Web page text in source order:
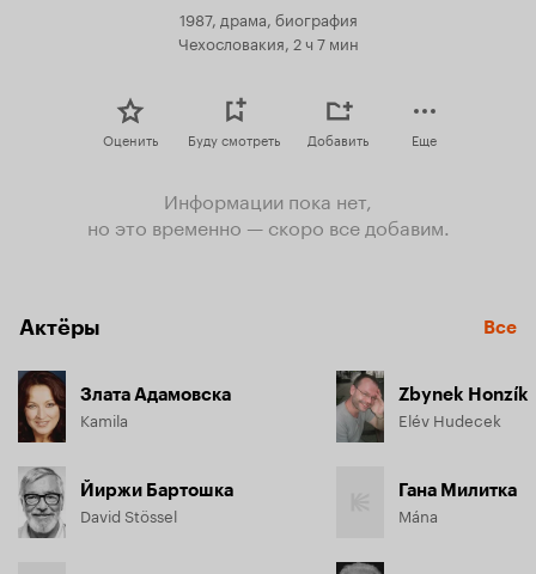
1987, драма, биография
Чехословакия, 2 ч 7 мин
Оценить Буду смотреть Добавить Еще
Информации пока нет,
но это временно — скоро все добавим.
Актёры Все
Злата Адамовска
Kamila
Йиржи Бартошка
David Stössel
Zbynek Honzík
Elév Hudecek
Гана Милитка
Mána